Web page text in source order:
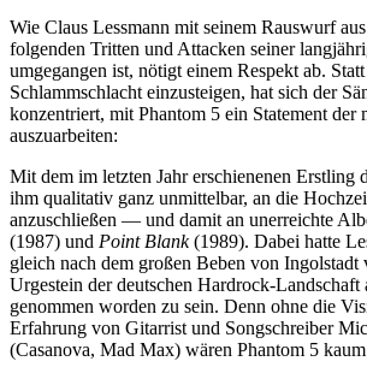
Wie Claus Lessmann mit seinem Rauswurf
folgenden Tritten und Attacken seiner
umgegangen ist, nötigt einem Respekt ab.
Schlammschlacht einzusteigen, hat sich der
konzentriert, mit Phantom 5 ein Statement der
auszuarbeiten:
Mit dem im letzten Jahr erschienenen Erstling
ihm qualitativ ganz unmittelbar, an die
anzuschließen — und damit an unerreichte
(1987) und Point Blank(1989). Dabei hatte
gleich nach dem großen Beben von Ingolstadt
Urgestein der deutschen Hardrock-Landschaft
genommen worden zu sein. Denn ohne die
Erfahrung von Gitarrist und Songschreiber
(Casanova, Mad Max) wären Phantom 5